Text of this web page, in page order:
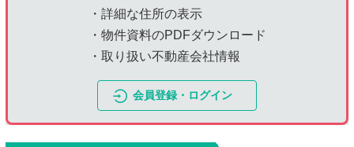
・詳細な住所の表示
・物件資料のPDFダウンロード
・取り扱い不動産会社情報
会員登録・ログイン